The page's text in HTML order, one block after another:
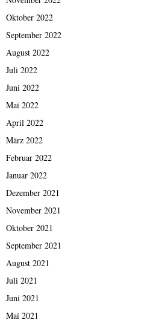
Oktober 2022
September 2022
August 2022
Juli 2022
Juni 2022
Mai 2022
April 2022
März 2022
Februar 2022
Januar 2022
Dezember 2021
November 2021
Oktober 2021
September 2021
August 2021
Juli 2021
Juni 2021
Mai 2021